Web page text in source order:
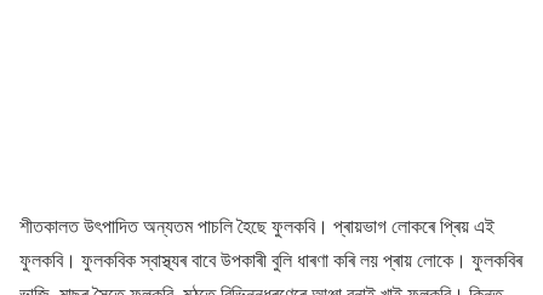
শীতকালত উৎপাদিত অন্যতম পাচলি হৈছে ফুলকবি। প্ৰায়ভাগ লোকৰে প্ৰিয় এই
ফুলকবি। ফুলকবিক স্বাস্থ্যৰ বাবে উপকাৰী বুলি ধাৰণা কৰি লয় প্ৰায় লোকে। ফুলকবিৰ